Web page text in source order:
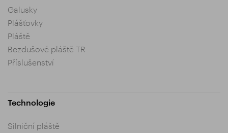
Galusky
Plášťovky
Pláště
Bezdušové pláště TR
Příslušenství
Technologie
Silniční pláště